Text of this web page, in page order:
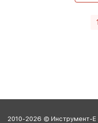
1
2010-2026 © Инструмент-